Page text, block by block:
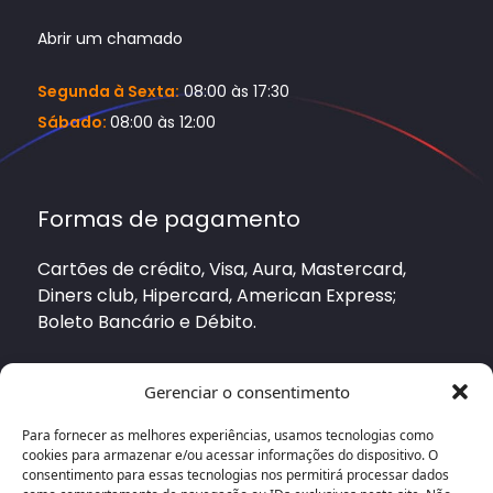
Gerenciar o consentimento
Para fornecer as melhores experiências, usamos tecnologias como
cookies para armazenar e/ou acessar informações do dispositivo. O
consentimento para essas tecnologias nos permitirá processar dados
Abrir um chamado
Segunda à Sexta:08:00 às 17:30
Sábado: 08:00 às 12:00
Formas de pagamento
Cartões de crédito, Visa, Aura, Mastercard,
Diners club, Hipercard, American Express;
Boleto Bancário e Débito.
2026 Projector Audio Visual - Todos os
direitos reservados - CNPJ: 23.198.676/0001-
37 / Inscrição Estadual: 002.620.094.00-51